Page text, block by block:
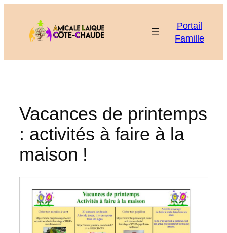
contenu
Portail
Famille
Vacances de printemps
: activités à faire à la
maison !